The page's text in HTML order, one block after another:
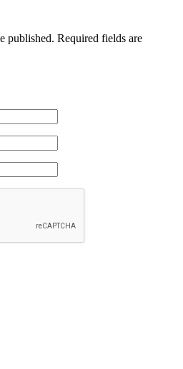
published. Required fields are